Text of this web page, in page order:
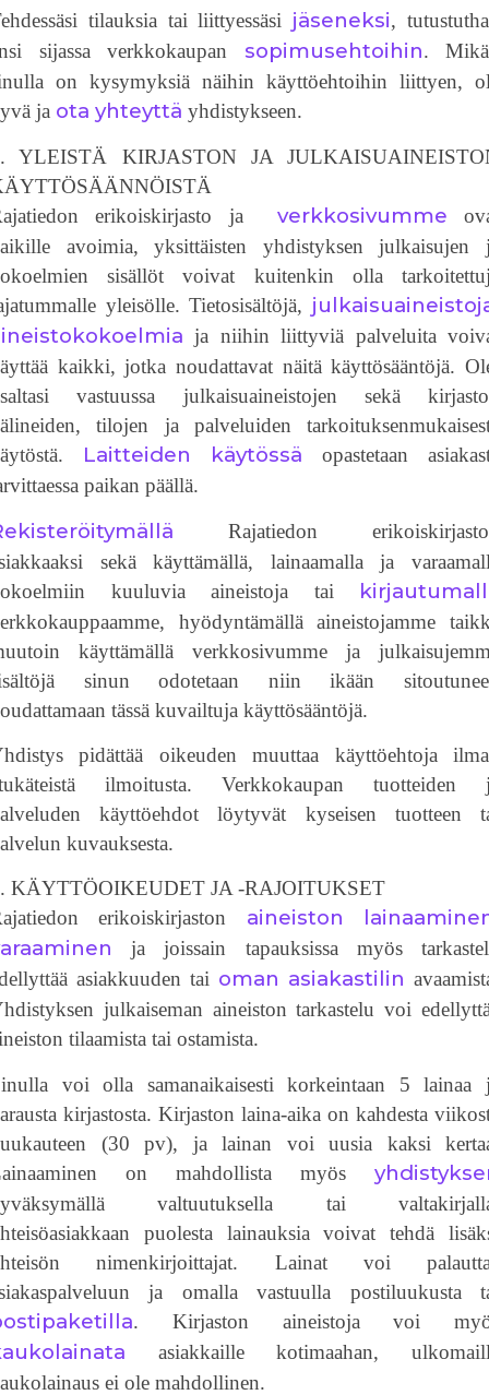
tilauksia tai liittyessäsi jäseneksi,
sijassa verkkokaupan sopimusehtoihin.
on kysymyksiä näihin käyttöehtoihin liittyen,
ja ota yhteyttä yhdistykseen.
YLEISTÄ KIRJASTON JA
erikoiskirjasto ja verkkosivumme
avoimia, yksittäisten yhdistyksen julkaisujen
sisällöt voivat kuitenkin olla
yleisölle. Tietosisältöjä,
ja niihin liittyviä palveluita
kaikki, jotka noudattavat näitä käyttösääntöjä.
vastuussa julkaisuaineistojen sekä
tilojen ja palveluiden
Laitteiden käytössä opastetaan
paikan päällä.
Rajatiedon
sekä käyttämällä, lainaamalla ja
kuuluvia aineistoja tai
hyödyntämällä aineistojamme
käyttämällä verkkosivumme ja
sinun odotetaan niin ikään
tässä kuvailtuja käyttösääntöjä.
pidättää oikeuden muuttaa käyttöehtoja
ilmoitusta. Verkkokaupan tuotteiden
käyttöehdot löytyvät kyseisen tuotteen
kuvauksesta.
KÄYTTÖOIKEUDET JA -RAJOITUKSET
erikoiskirjaston aineiston
ja joissain tapauksissa myös
asiakkuuden tai oman asiakastilin
julkaiseman aineiston tarkastelu voi
tilaamista tai ostamista.
voi olla samanaikaisesti korkeintaan 5 lainaa
kirjastosta. Kirjaston laina-aika on kahdesta
(30 pv), ja lainan voi uusia kaksi
on mahdollista myös
valtuutuksella tai
puolesta lainauksia voivat tehdä
nimenkirjoittajat. Lainat voi
ja omalla vastuulla postiluukusta
. Kirjaston aineistoja voi
asiakkaille kotimaahan,
ei ole mahdollinen.